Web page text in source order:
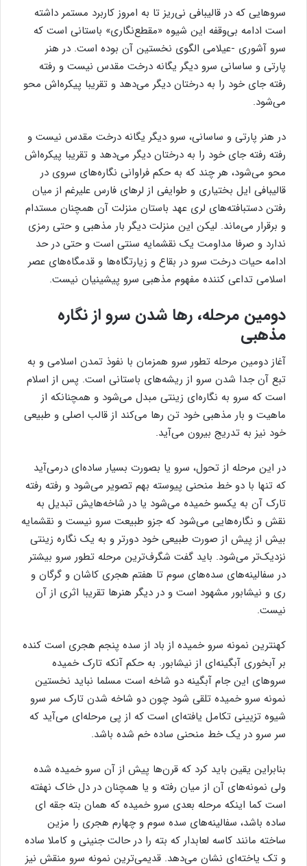
سروهایی که در قالیبافی نی‌ریز تا به امروز کاربرد مستمر داشته
است ادامه بی‌وقفه این شیوه «مقطع‌نگاری» باستانی است که
سرو آشوری -عیلامی الگوی نخستین آن بوده است. در هنر
پارتی و ساسانی سرو دیگر یگانه درخت مقدس نیست و رفته
رفته جای خود را به درختان دیگر می‌دهد و تقریبا پیکره‌اش محو
می‌شود.
در هنر پارتی و ساسانی، سرو دیگر یگانه درخت مقدس نیست و
رفته رفته جای خود را به درختان دیگر می‌دهد و تقریبا پیکره‌اش
محو می‌شود، هر چند که به حکم فراوانی نگاره‌های سروی در
قالیبافی ایل بختیاری و طوایفی از لرهای فارس علیرغم از میان
رفتن دستبافته‌های لری عهد باستان منزلت آن همچنان مستدام
و برقرار می‌ماند. لیکن این منزلت دیگر بار مذهبی و حتی رمزی
ندارد و صرفا مداومت یک نقشمایه سنتی است و حتی در حد
ادامه حیات درخت سرو در بقاع و زیارتگاه‌ها و قدمگاه‌های عصر
اسلامی تداعی کننده مفهوم مذهبی سرو پیشینیان نیست.
دومین مرحله، رها شدن سرو از نگاره
مذهبی
آغاز دومین مرحله تطور سرو همزمان با نفوذ تمدن اسلامی و به
تبع آن جدا شدن سرو از ریشه‌های باستانی است. پس از اسلام
است که سرو به نگاره‌ای زینتی مبدل می‌شود و همچنانکه از
ماهیت و بار مذهبی خود تن رها می‌کند از قالب اصلی و طبیعی
خود نیز به تدریج بیرون می‌آید.
در این مرحله از تحول، سرو یا بصورت بسیار ساده‌ای درمی‌آید
که تنها با دو خط منحنی پیوسته بهم تصویر می‌شود و رفته رفته
تارک آن به یکسو خمیده می‌شود یا در شاخه‌هایش تبدیل به
نقش و نگاره‌هایی می‌شود که جزو طبیعت سرو نیست و نقشمایه
بیش از پیش از صورت طبیعی خود دورتر و به یک نگاره زینتی
نزدیک‌تر می‌شود. باید گفت شگرف‌ترین مرحله تطور سرو بیشتر
در سفالینه‌های سده‌های سوم تا هفتم هجری کاشان و گرگان و
ری و نیشابور مشهود است و در دیگر هنرها تقریبا اثری از آن
نیست.
کهنترین نمونه سرو خمیده از باد از سده پنجم هجری است کنده
بر آبخوری آبگینه‌ای از نیشابور. به حکم آنکه تارک خمیده
سروهای این جام آبگینه دو شاخه است مسلما نباید نخستین
نمونه سرو خمیده تلقی شود چون دو شاخه شدن تارک سر سرو
شیوه تزیینی تکامل یافته‌ای است که از پی مرحله‌ای می‌آید که
سر سرو در یک خط منحنی ساده خم شده باشد.
بنابراین یقین باید کرد که قرن‌ها پیش از آن سرو خمیده شده
ولی نمونه‌های آن از میان رفته و یا همچنان در دل خاک نهفته
است کما اینکه مرحله بعدی سرو خمیده که همان بته جقه‌ ای
ساده باشد، سفالینه‌های سده سوم و چهارم هجری را مزین
ساخته مانند کاسه لعابدار که بته را در حالت جنینی و کاملا ساده
و تک یاخته‌ای نشان می‌دهد. قدیمی‌ترین نمونه سرو منقش نیز